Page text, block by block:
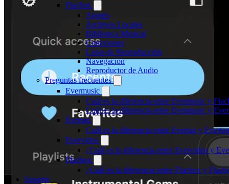
Flacbox
Ajustes
Archivos Locales
Biblioteca Musical
Conexiones
Listas de Reproducción
Navegación
Reproductor de Audio
Preguntas frecuentes
Evermusic
Cuál es la diferencia entre Evermusic y
Cuál es la diferencia entre Evermusic y
Evertag
Cuál es la diferencia entre Evertag y
Evervideo
¿Cuál es la diferencia entre Evervideo y
Flacbox
¿Cuál es la diferencia entre Flacbox y
Soporte